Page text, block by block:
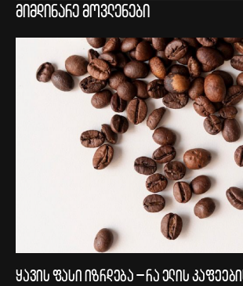
მიმდინარე მოვლენები
ყავის ფასი იზრდება – რა ელის